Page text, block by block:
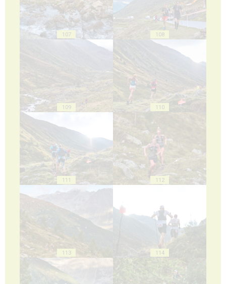
107 108
109 110
111 112
113 114